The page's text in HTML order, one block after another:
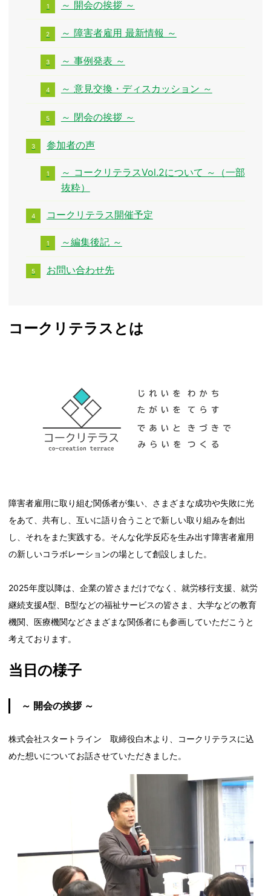
～ 開会の挨拶 ～
～ 障害者雇用 最新情報 ～
～ 事例発表 ～
～ 意見交換・ディスカッション ～
～ 閉会の挨拶 ～
参加者の声
～ コークリテラスVol.2について ～（一部
抜粋）
コークリテラス開催予定
～編集後記 ～
お問い合わせ先
コークリテラスとは
障害者雇用に取り組む関係者が集い、さまざまな成功や失敗に光
をあて、共有し、互いに語り合うことで新しい取り組みを創出
し、それをまた実践する。そんな化学反応を生み出す障害者雇用
の新しいコラボレーションの場として創設しました。
2025年度以降は、企業の皆さまだけでなく、就労移行支援、就労
継続支援A型、B型などの福祉サービスの皆さま、大学などの教育
機関、医療機関などさまざまな関係者にも参画していただこうと
考えております。
当日の様子
～ 開会の挨拶 ～
株式会社スタートライン 取締役白木より、コークリテラスに込
めた想いについてお話させていただきました。